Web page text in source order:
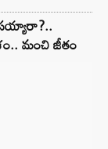
మంచి జీతం